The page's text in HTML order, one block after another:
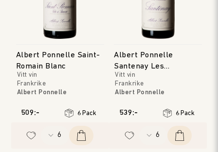
Albert Ponnelle Saint-
Romain Blanc
Vitt vin
Frankrike
Albert Ponnelle
509:- 6 Pack
Albert Ponnelle
Santenay Les
Carmélites
Vitt vin
Frankrike
Albert Ponnelle
539:- 6 Pack